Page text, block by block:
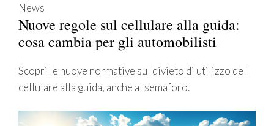
News
Nuove regole sul cellulare alla guida:
cosa cambia per gli automobilisti
Scopri le nuove normative sul divieto di utilizzo del
cellulare alla guida, anche al semaforo.